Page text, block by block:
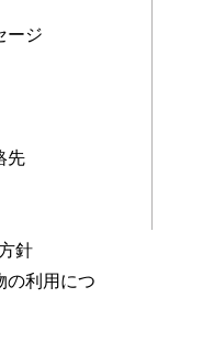
ージ
先
針
の利用につ